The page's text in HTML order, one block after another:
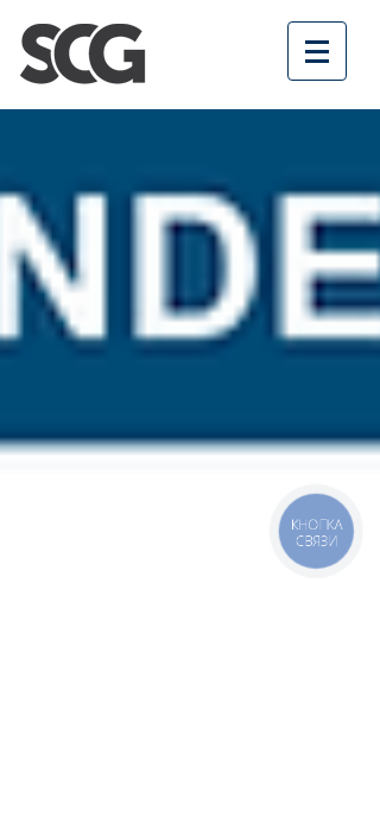
КНОПКА
СВЯЗИ